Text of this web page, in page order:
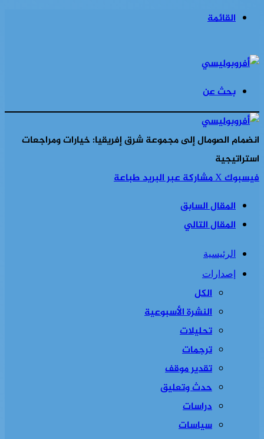
القائمة
بحث عن
انضمام الصومال إلى مجموعة شرق إفريقيا: خيارات ومراجعات
استراتيجية
فيسبوك‫Xمشاركة عبر البريدطباعة
المقال السابق
المقال التالي
الرئيسية
إصدارات
الكل
النشرة الأسبوعية
تحليلات
ترجمات
تقدير موقف
حدث وتعليق
دراسات
سياسات